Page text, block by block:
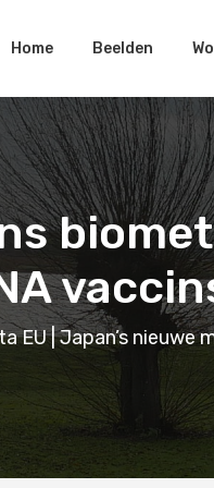
Home Beelden
EU | Japan’s nieuwe